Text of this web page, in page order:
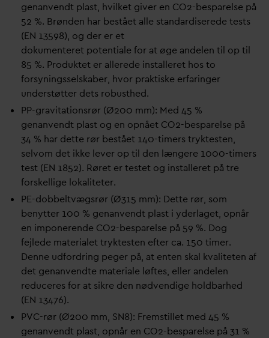
genanvendt plast, hvilket giver en CO2-besparelse på
52 %. Brønden har bestået alle standardiserede tests
(EN 13598), og der er et
dokumenteret potentiale for at øge andelen til op til
85 %. Produktet er allerede installeret hos to
forsyningsselskaber, hvor praktiske erfaringer
understøtter dets robusthed.
PP-gravitationsrør (Ø200 mm): Med 45 %
genanvendt plast og en opnået CO2-besparelse på
34 % har dette rør bestået 140-timers tryktesten,
selvom det ikke lever op til den længere 1000-timers
test (EN 1852). Røret er testet og installeret på tre
forskellige lokaliteter.
PE-dobbeltvægsrør (Ø315 mm): Dette rør, som
benytter 100 % genanvendt plast i yderlaget, opnår
en imponerende CO2-besparelse på 59 %. Dog
fejlede materialet tryktesten efter ca. 150 timer.
Denne udfordring peger på, at enten skal kvaliteten af
det genanvendte materiale løftes, eller andelen
reduceres for at sikre den nødvendige holdbarhed
(EN 13476).
PVC-rør (Ø200 mm, SN8): Fremstillet med 45 %
genanvendt plast, opnår en CO2-besparelse på 31 %